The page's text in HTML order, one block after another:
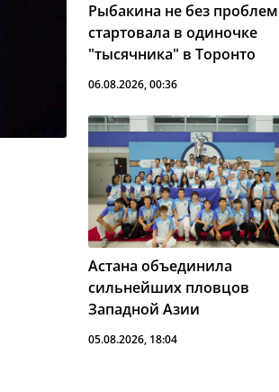
Рыбакина не без проблем
стартовала в одиночке
"тысячника" в Торонто
06.08.2026, 00:36
Астана объединила
сильнейших пловцов
Западной Азии
05.08.2026, 18:04